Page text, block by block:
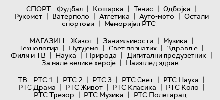
СПОРТ
Фудбал | Кошарка | Тенис | Одбојка |
Рукомет | Ватерполо | Атлетика | Ауто-мото | Остали
спортови | Меморијал РТС
МАГАЗИН
Живот | Занимљивости | Музика |
Технологијa | Путујемо | Свет познатих | Здравље |
Филм и ТВ | Наука | Природа | Дигитални предузетник |
За мале велике хероје | Наизглед здрав
ТВ
РТС 1 | РТС 2 | РТС 3 | РТС Свет | РТС Наука |
РТС Драма | РТС Живот | РТС Класика | РТС Коло |
РТС Трезор | РТС Музика | РТС Полетарац